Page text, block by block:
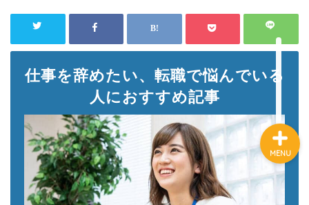
仕事を辞めたい、転職で悩んでいる
人におすすめ記事
MENU
仕事術